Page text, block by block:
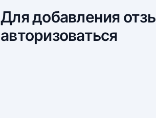
Для добавления
авторизоваться